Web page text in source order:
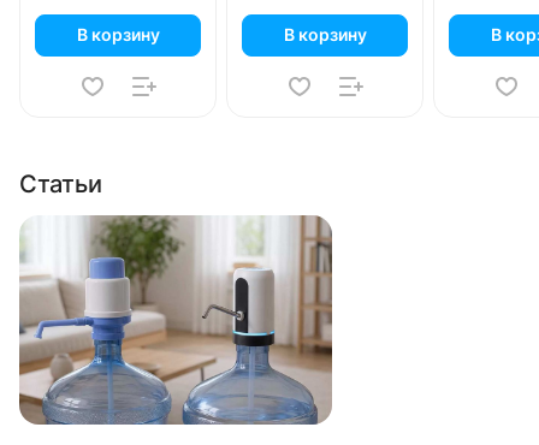
В корзину В корзину В
Статьи